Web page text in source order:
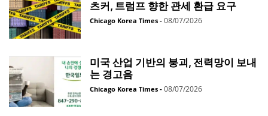
츠커, 트럼프 향한 관세 환급 요구
Chicago Korea Times - 08/07/2026
미국 산업 기반의 붕괴, 전력망이 보내
는 경고음
Chicago Korea Times - 08/07/2026